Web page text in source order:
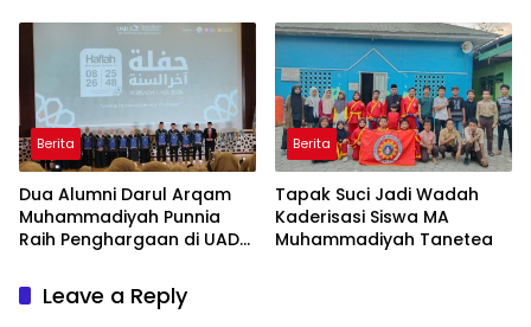
Berita
Dua Alumni Darul Arqam
Muhammadiyah Punnia
Raih Penghargaan di UAD
Berita
Tapak Suci Jadi Wadah
Kaderisasi Siswa MA
Muhammadiyah Tanetea
Leave a Reply